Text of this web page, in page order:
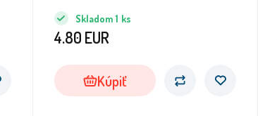
Skladom 1 ks
4.80 EUR
Kúpiť